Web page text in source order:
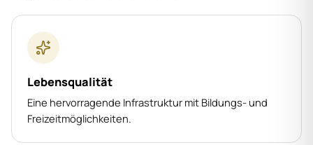
Lebensqualität
Eine hervorragende Infrastruktur mit Bildungs- und
Freizeitmöglichkeiten.